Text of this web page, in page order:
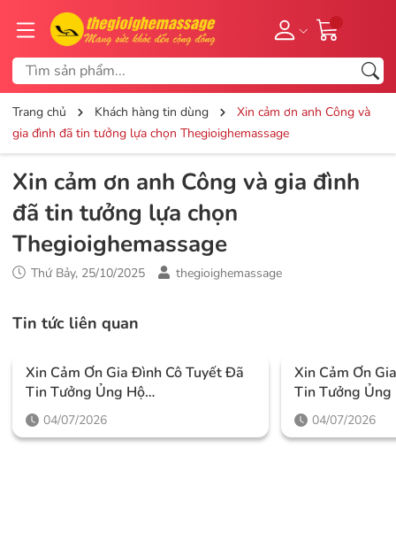
Trang chủ Khách hàng tin dùng
Xin cảm ơn anh Công và
gia đình đã tin tưởng lựa chọn Thegioighemassage
Xin cảm ơn anh Công và gia đình
đã tin tưởng lựa chọn
Thegioighemassage
Thứ Bảy, 25/10/2025 thegioighemassage
Tin tức liên quan
Xin Cảm Ơn Gia Đình Cô Tuyết Đã
Tin Tưởng Ủng Hộ
Thegioighemassage
04/07/2026
Xin Cảm Ơn
Tin Tưởng Ủng
04/07/2026